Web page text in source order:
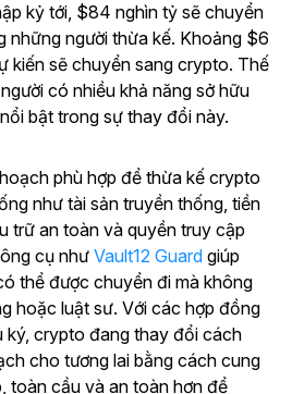
kỷ tới, $84 nghìn tỷ sẽ chuyển
những người thừa kế. Khoảng $6
kiến sẽ chuyển sang crypto. Thế
có nhiều khả năng sở hữu
bật trong sự thay đổi này.
phù hợp để thừa kế crypto
như tài sản truyền thống, tiền
trữ an toàn và quyền truy cập
cụ nhưVault12 Guard giúp
thể được chuyển đi mà không
hoặc luật sư. Với các hợp đồng
ký, crypto đang thay đổi cách
cho tương lai bằng cách cung
toàn cầu và an toàn hơn để